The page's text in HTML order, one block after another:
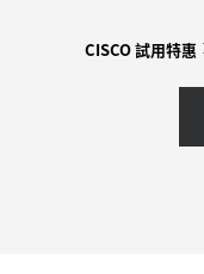
CISCO試用特惠